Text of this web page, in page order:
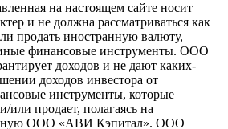
на настоящем сайте носит
и не должна рассматриваться как
продать иностранную валюту,
финансовые инструменты. ООО
доходов и не дают каких-
доходов инвестора от
инструменты, которые
или продает, полагаясь на
ООО «АВИ Кэпитал». ООО